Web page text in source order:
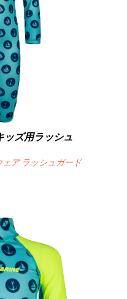
ズ用ラッシュ
ア ラッシュガード